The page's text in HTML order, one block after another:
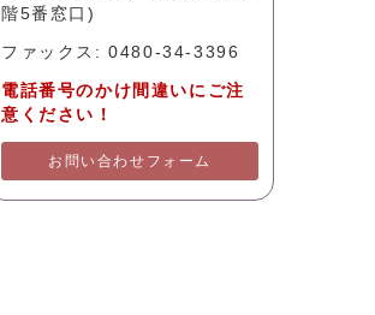
階5番窓口)
ファックス: 0480-34-3396
電話番号のかけ間違いにご注
意ください！
お問い合わせフォーム